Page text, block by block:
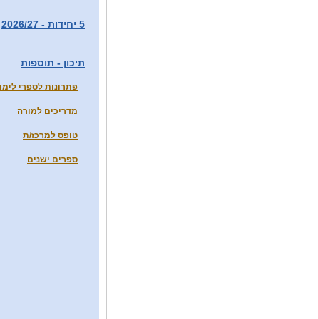
5 יחידות - 2026/27
תיכון - תוספות
פתרונות לספרי
מדריכים למורה
טופס למרכז/ת
ספרים ישנים